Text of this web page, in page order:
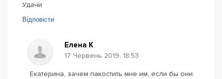
Удачи
Відповісти
Елена К
17 Червень 2019, 18:53
Екатерина, зачем пакостить мне им, если бы они